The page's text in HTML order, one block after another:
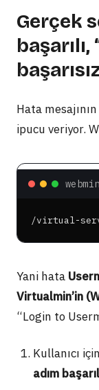
Gerçek
başarılı,
Hata
ipucu veriyor.
/virtual-
Yani hata
Virtualmin’in
“Login to
Kullanıcı
adım